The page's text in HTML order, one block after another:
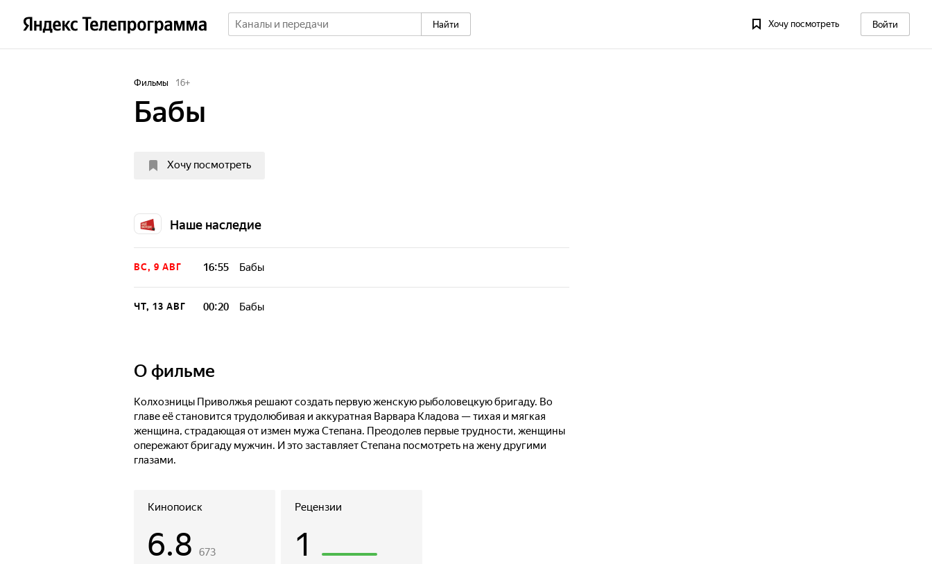
Найти Хочу посмотреть Войти
Фильмы 16+
Бабы
Хочу посмотреть
Наше наследие
ВС, 9 АВГ 16:55 Бабы
ЧТ, 13 АВГ 00:20 Бабы
О фильме
Колхозницы Приволжья решают создать первую женскую рыболовецкую бригаду. Во
главе её становится трудолюбивая и аккуратная Варвара Кладова — тихая и мягкая
женщина, страдающая от измен мужа Степана. Преодолев первые трудности, женщины
опережают бригаду мужчин. И это заставляет Степана посмотреть на жену другими
глазами.
Кинопоиск
6.8 673
Рецензии
1